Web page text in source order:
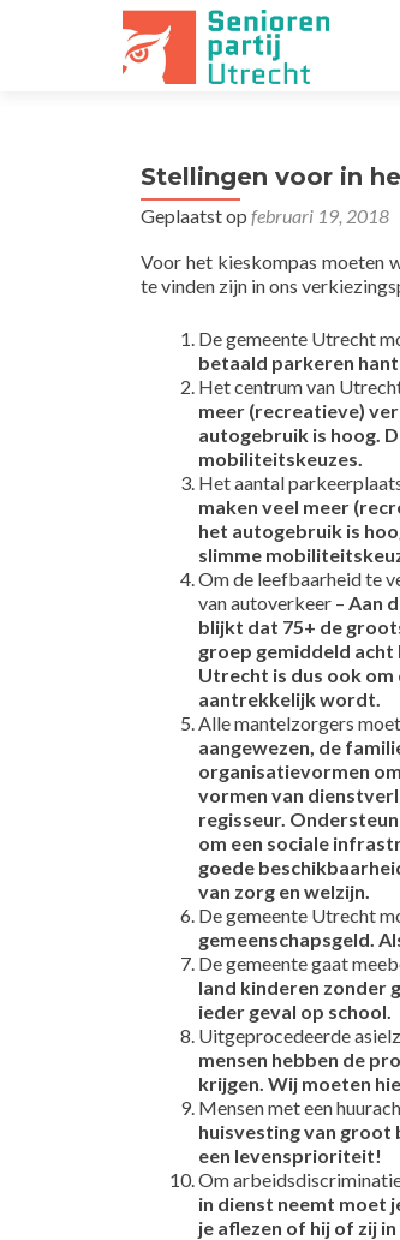
Stellingen voor in
Geplaatst op februari 19, 2018
Voor het kieskompas moeten
te vinden zijn in ons
De gemeente Utrecht
betaald parkeren
Het centrum van
meer (recreatieve)
autogebruik is hoog.
mobiliteitskeuzes.
Het aantal
maken veel meer
het autogebruik is
slimme
Om de leefbaarheid te
van autoverkeer – Aan
blijkt dat 75+ de
groep gemiddeld
Utrecht is dus ook
aantrekkelijk wordt.
Alle mantelzorgers
aangewezen, de
organisatievormen
vormen van
regisseur.
om een sociale
goede
van zorg en welzijn.
De gemeente Utrecht
gemeenschapsgeld.
De gemeente gaat
land kinderen zonder
ieder geval op school.
Uitgeprocedeerde
mensen hebben de
krijgen. Wij moeten
Mensen met een
huisvesting van groot
een levensprioriteit!
Om
in dienst neemt moet
je aflezen of hij of zij